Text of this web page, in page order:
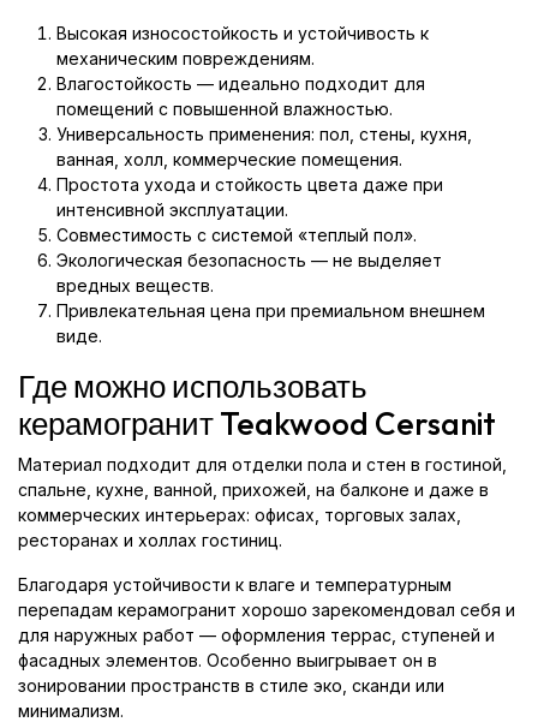
Высокая износостойкость и устойчивость к
механическим повреждениям.
Влагостойкость — идеально подходит для
помещений с повышенной влажностью.
Универсальность применения: пол, стены, кухня,
ванная, холл, коммерческие помещения.
Простота ухода и стойкость цвета даже при
интенсивной эксплуатации.
Совместимость с системой «теплый пол».
Экологическая безопасность — не выделяет
вредных веществ.
Привлекательная цена при премиальном внешнем
виде.
Где можно использовать
керамогранит Teakwood Cersanit
Материал подходит для отделки пола и стен в гостиной,
спальне, кухне, ванной, прихожей, на балконе и даже в
коммерческих интерьерах: офисах, торговых залах,
ресторанах и холлах гостиниц.
Благодаря устойчивости к влаге и температурным
перепадам керамогранит хорошо зарекомендовал себя и
для наружных работ — оформления террас, ступеней и
фасадных элементов. Особенно выигрывает он в
зонировании пространств в стиле эко, сканди или
минимализм.